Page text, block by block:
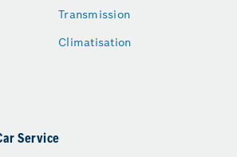
Transmission
Climatisation
Service